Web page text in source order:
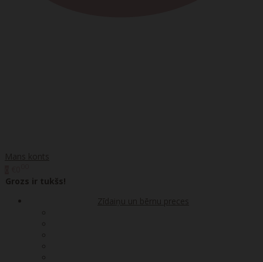
Mans konts
Grozs ir tukšs!
Zīdaiņu un bērnu preces